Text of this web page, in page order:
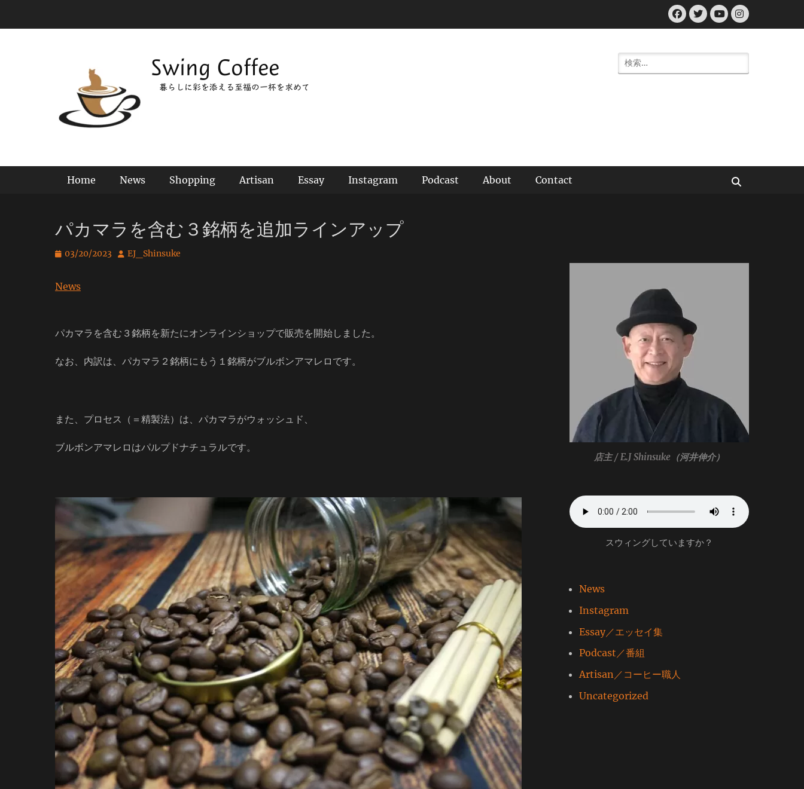
Facebook
Twitter
YouTube
Instagram
Swing Coffee
暮らしに彩を添える至福の一杯を求めて
検
索:
メインメニュー
Home News Shopping Artisan Essay Instagram Podcast About Contact
パカマラを含む３銘柄を追加ラインアップ
投
日
03/20/2023 投 EJ_Shinsuke
News
パカマラを含む３銘柄を新たにオンラインショップで販売を開始しました。
なお、内訳は、パカマラ２銘柄にもう１銘柄がブルボンアマレロです。
また、プロセス（＝精製法）は、パカマラがウォッシュド、
ブルボンアマレロはパルプドナチュラルです。
店主 / E.J Shinsuke （河井伸介）
スウィングしていますか？
News
Instagram
Essay／エッセイ集
Podcast／番組
Artisan／コーヒー職人
Uncategorized